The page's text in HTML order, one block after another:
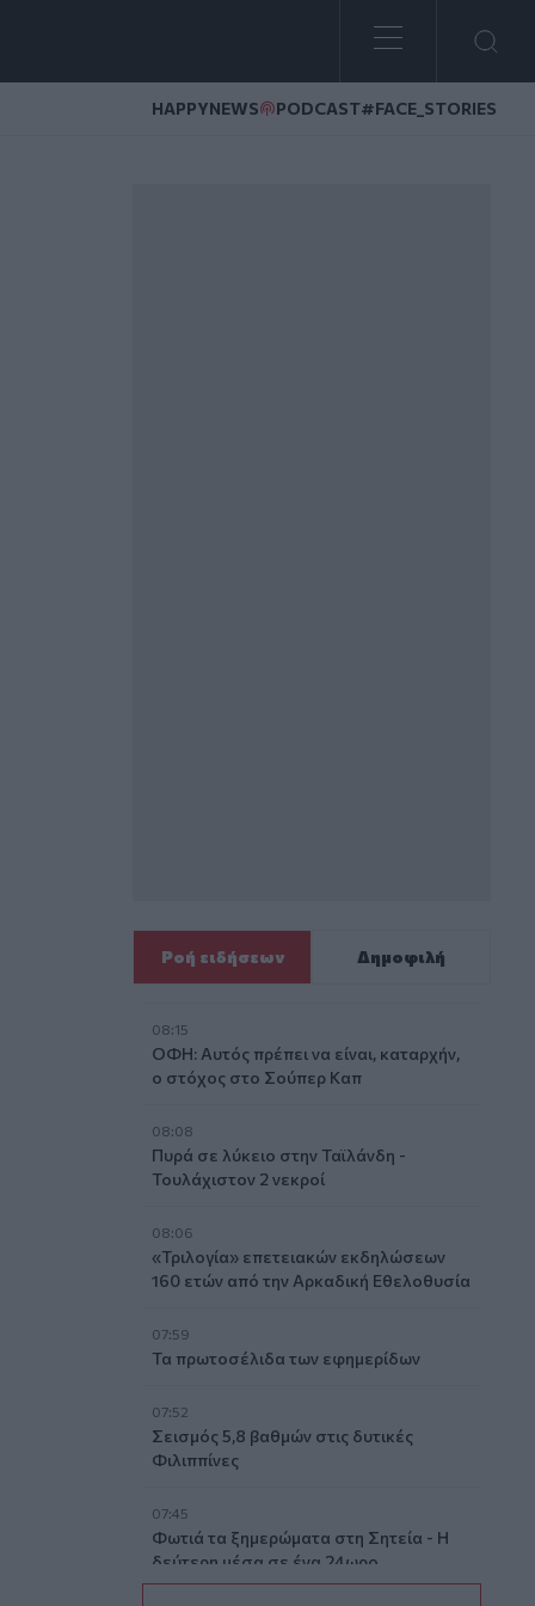
HAPPYNEWS PODCAST#FACE_STORIES
Ροή ειδήσεων Δημοφιλή
08:15
ΟΦΗ: Αυτός πρέπει να είναι, καταρχήν,
ο στόχος στο Σούπερ Καπ
08:08
Πυρά σε λύκειο στην Ταϊλάνδη -
Τουλάχιστον 2 νεκροί
08:06
«Τριλογία» επετειακών εκδηλώσεων
160 ετών από την Αρκαδική Εθελοθυσία
07:59
Τα πρωτοσέλιδα των εφημερίδων
07:52
Σεισμός 5,8 βαθμών στις δυτικές
Φιλιππίνες
07:45
Φωτιά τα ξημερώματα στη Σητεία - Η
δεύτερη μέσα σε ένα 24ωρο